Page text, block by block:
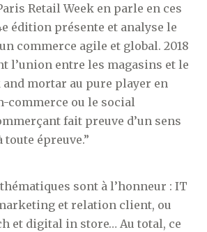
Retail Week en parle en ces
édition présente et analyse le
commerce agile et global. 2018
l’union entre les magasins et le
mortar au pure player en
commerce ou le social
fait preuve d’un sens
toute épreuve.”
sont à l’honneur : IT
et relation client, ou
et digital in store… Au total, ce